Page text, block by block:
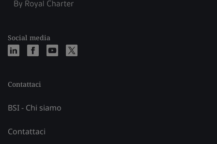
Social media
Contattaci
BSI - Chi siamo
Contattaci